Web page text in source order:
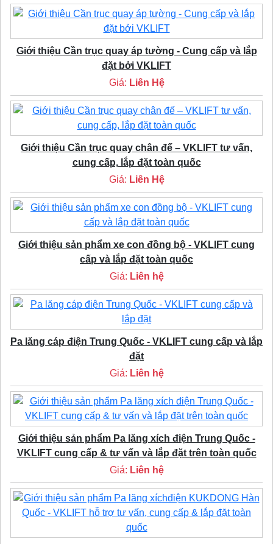
Giới thiệu Cần trục quay áp tường - Cung cấp và lắp
đặt bởi VKLIFT
Giá: Liên Hệ
Giới thiệu Cần trục quay chân đế – VKLIFT tư vấn,
cung cấp, lắp đặt toàn quốc
Giá: Liên Hệ
Giới thiệu sản phẩm xe con đồng bộ - VKLIFT cung
cấp và lắp đặt toàn quốc
Giá: Liên hệ
Pa lăng cáp điện Trung Quốc - VKLIFT cung cấp và lắp
đặt
Giá: Liên hệ
Giới thiệu sản phẩm Pa lăng xích điện Trung Quốc -
VKLIFT cung cấp & tư vấn và lắp đặt trên toàn quốc
Giá: Liên hệ